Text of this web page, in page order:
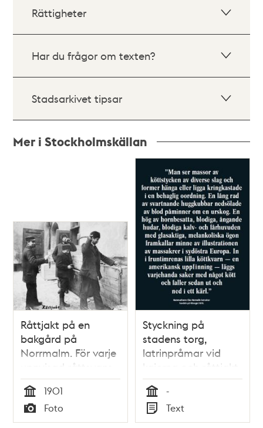
Rättigheter
Har du frågor om texten?
Stadsarkivet tipsar
Mer i Stockholmskällan
Råttjakt på en
bakgård på
Norrmalm. För varje
uppvisad råttsvans
fick råttjägaren 10
öre i början av
1900-talet
Tid
1901
Typ
Foto
Styckning på
stadens torg,
latrinpråmar vid
kajerna och råttjakt
på bakgårdarna. I
KÖTT & BLOD, s. 20-
35
Tid
-
Typ
Text